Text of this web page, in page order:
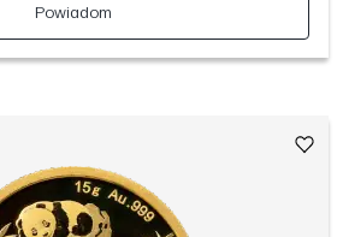
Powiadom